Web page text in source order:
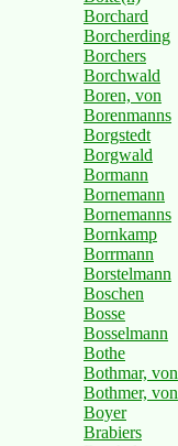
Borchard
Borcherding
Borchers
Borchwald
Boren, von
Borenmanns
Borgstedt
Borgwald
Bormann
Bornemann
Bornemanns
Bornkamp
Borrmann
Borstelmann
Boschen
Bosse
Bosselmann
Bothe
Bothmar, von
Bothmer, von
Boyer
Brabiers